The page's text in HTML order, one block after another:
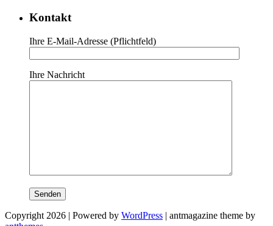
Kontakt
Ihre E-Mail-Adresse (Pflichtfeld)
Ihre Nachricht
Copyright 2026 | Powered by WordPress | antmagazine theme by